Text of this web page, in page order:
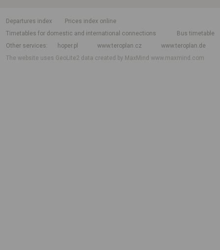
departures index
Prices index online
Timetables for domestic and international connections
Bus timetable
Other services
hoper.pl www.teroplan.cz
www.teroplan.de
The website uses GeoLite2 data created by MaxMindwww.maxmind.com